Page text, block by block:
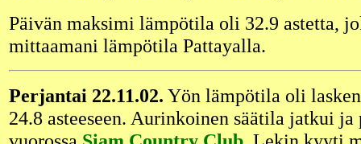
Päivän maksimi lämpötila oli 32.9 astetta,
mittaamani lämpötila Pattayalla.
Perjantai 22.11.02. Yön lämpötila oli
24.8 asteeseen. Aurinkoinen säätila jatkui